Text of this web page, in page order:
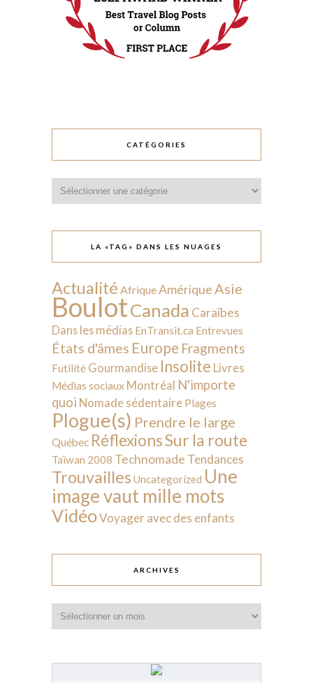
CATÉGORIES
LA «TAG» DANS LES NUAGES
Actualité AfriqueAmérique Asie
BoulotCanada Caraïbes
Dans les médias EnTransit.ca Entrevues
États d'âmes Europe Fragments
Futilité Gourmandise Insolite Livres
Médias sociaux Montréal N'importe
quoi Nomade sédentaire Plages
Plogue(s) Prendre le large
Québec RéflexionsSur la route
Taïwan 2008 Technomade Tendances
Trouvailles Uncategorized Une
image vaut mille mots
VidéoVoyager avec des enfants
ARCHIVES